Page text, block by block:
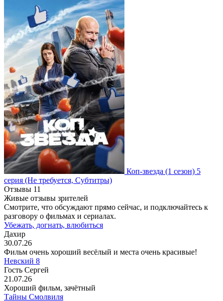
Коп-звезда (1 сезон) 5
серия (Не требуется, Субтитры)
Отзывы 11
Живые отзывы зрителей
Смотрите, что обсуждают прямо сейчас, и подключайтесь к
разговору о фильмах и сериалах.
Убежать, догнать, влюбиться
Дахир
30.07.26
Фильм очень хороший весёлый и места очень красивые!
Невский 8
Гость Сергей
21.07.26
Хороший фильм, зачётный
Тайны Смолвиля